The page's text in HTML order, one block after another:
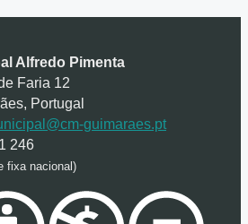
Alfredo Pimenta
Faria 12
Portugal
guimaraes.pt
246
fixa nacional)